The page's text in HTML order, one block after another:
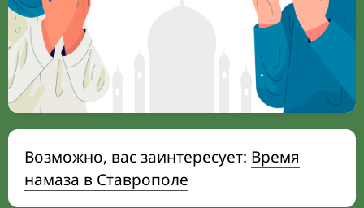
Возможно, вас заинтересует: Время
намаза в Ставрополе